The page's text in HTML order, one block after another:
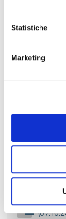
Statistiche
Marketing
Download:
ZIP
in
Download: